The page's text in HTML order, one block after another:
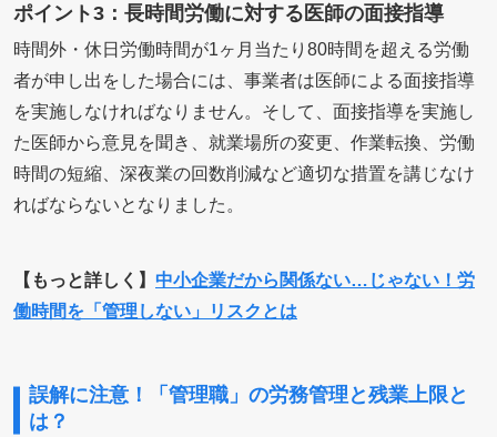
ポイント3：長時間労働に対する医師の面接指導
時間外・休日労働時間が1ヶ月当たり80時間を超える労働
者が申し出をした場合には、事業者は医師による面接指導
を実施しなければなりません。そして、面接指導を実施し
た医師から意見を聞き、就業場所の変更、作業転換、労働
時間の短縮、深夜業の回数削減など適切な措置を講じなけ
ればならないとなりました。
【もっと詳しく】 中小企業だから関係ない…じゃない！労
働時間を「管理しない」リスクとは
誤解に注意！「管理職」の労務管理と残業上限と
は？